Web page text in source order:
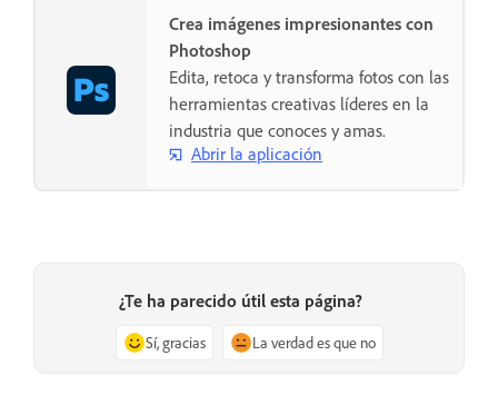
Crea imágenes impresionantes con
Photoshop
Edita, retoca y transforma fotos con las
herramientas creativas líderes en la
industria que conoces y amas.
Abrir la aplicación
¿Te ha parecido útil esta página?
Sí, gracias La verdad es que no